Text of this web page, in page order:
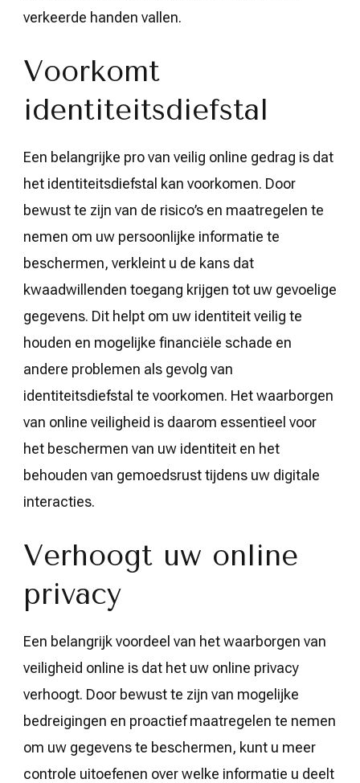
verkeerde handen vallen.
Voorkomt
identiteitsdiefstal
Een belangrijke pro van veilig online gedrag is dat
het identiteitsdiefstal kan voorkomen. Door
bewust te zijn van de risico’s en maatregelen te
nemen om uw persoonlijke informatie te
beschermen, verkleint u de kans dat
kwaadwillenden toegang krijgen tot uw gevoelige
gegevens. Dit helpt om uw identiteit veilig te
houden en mogelijke financiële schade en
andere problemen als gevolg van
identiteitsdiefstal te voorkomen. Het waarborgen
van online veiligheid is daarom essentieel voor
het beschermen van uw identiteit en het
behouden van gemoedsrust tijdens uw digitale
interacties.
Verhoogt uw online
privacy
Een belangrijk voordeel van het waarborgen van
veiligheid online is dat het uw online privacy
verhoogt. Door bewust te zijn van mogelijke
bedreigingen en proactief maatregelen te nemen
om uw gegevens te beschermen, kunt u meer
controle uitoefenen over welke informatie u deelt